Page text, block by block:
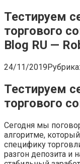
Тестируем
торгового
Blog RU —
24/11/2019Рубрика:
Тестируем
торгового
Сегодня мы
алгоритме,
специфику
разгон депозита и